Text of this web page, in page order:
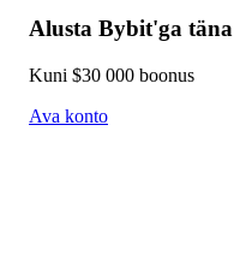
Alusta Bybit'ga täna
Kuni $30 000 boonus
Ava konto